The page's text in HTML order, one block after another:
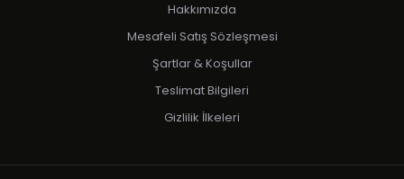
Hakkımızda
Mesafeli Satış Sözleşmesi
Şartlar & Koşullar
Teslimat Bilgileri
Gizlilik İlkeleri